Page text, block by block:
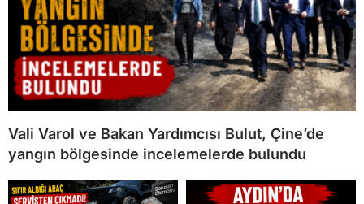
Vali Varol ve Bakan Yardımcısı Bulut, Çine’de
yangın bölgesinde incelemelerde bulundu